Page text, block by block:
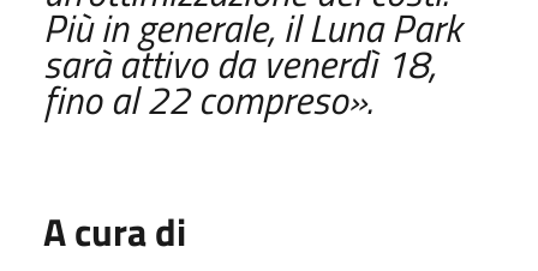
Più in generale, il Luna Park
sarà attivo da venerdì 18,
fino al 22 compreso».
A cura di